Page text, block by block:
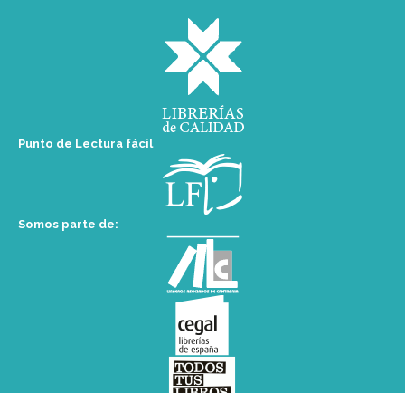
Punto de Lectura fácil
Somos parte de: